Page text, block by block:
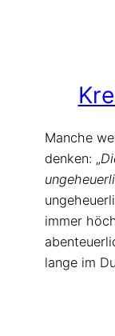
Manche
denken: „
immer
lange im